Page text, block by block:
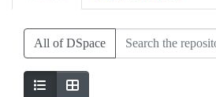
All of DSpace